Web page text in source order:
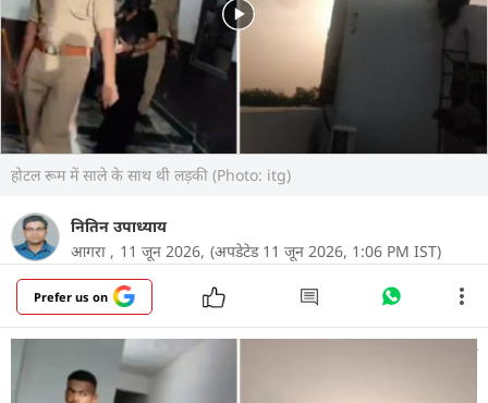
होटल रूम में साले के साथ थी लड़की (Photo: itg)
नितिन उपाध्याय
आगरा , 11 जून 2026, (अपडेटेड 11 जून 2026, 1:06 PM IST)
Prefer us on
उत्तर प्रदेश के आगरा से एक हैरान कर देने वाला मामला सामने
आया है, जहां एक जीजा ने अपने साले को होटल में दूसरी